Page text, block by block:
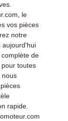
le
vos pièces
notre
aujourd'hui
de
toutes
nous
rapide.